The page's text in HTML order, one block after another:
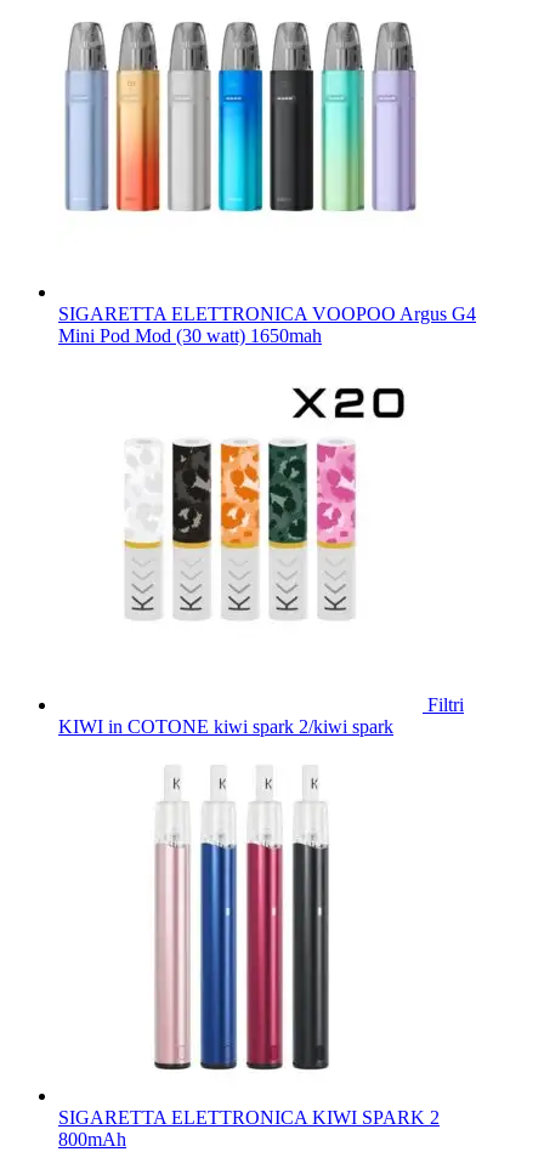
SIGARETTA ELETTRONICA VOOPOO Argus G4
Mini Pod Mod (30 watt) 1650mah
Filtri
KIWI in COTONE kiwi spark 2/kiwi spark
SIGARETTA ELETTRONICA KIWI SPARK 2
800mAh